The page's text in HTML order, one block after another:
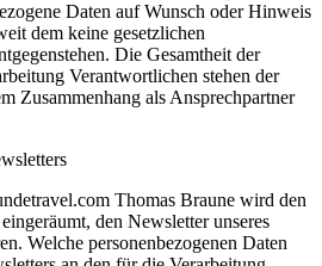
Daten auf Wunsch oder Hinweis
dem keine gesetzlichen
Die Gesamtheit der
Verantwortlichen stehen der
Zusammenhang als Ansprechpartner
Thomas Braune wird den
den Newsletter unseres
Welche personenbezogenen Daten